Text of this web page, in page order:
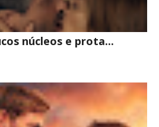
núcleos e prota...